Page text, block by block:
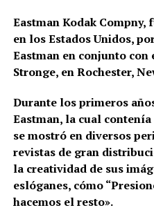
Eastman Kodak Compny,
en los Estados Unidos,
Eastman en conjunto
Stronge, en Rochester,
Durante los primeros
Eastman, la cual
se mostró en diversos
revistas de gran
la creatividad de sus
eslóganes, cómo “
hacemos el resto».